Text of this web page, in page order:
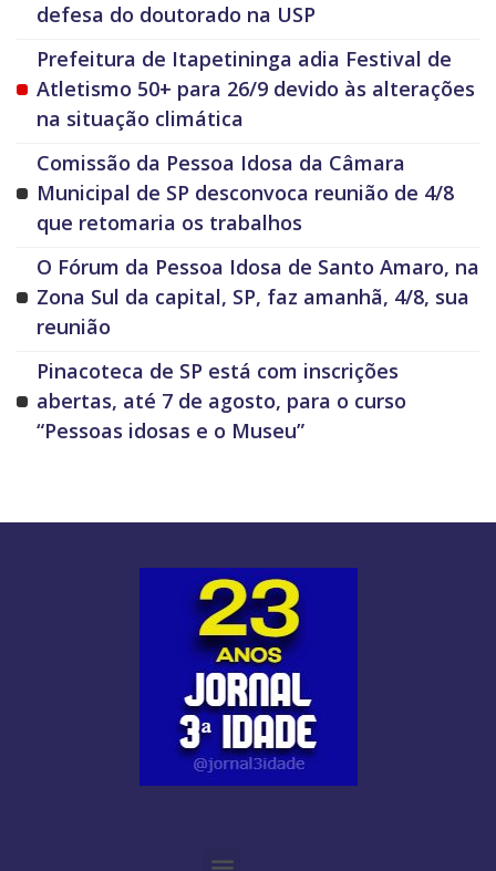
defesa do doutorado na USP
Prefeitura de Itapetininga adia Festival de
Atletismo 50+ para 26/9 devido às alterações
na situação climática
Comissão da Pessoa Idosa da Câmara
Municipal de SP desconvoca reunião de 4/8
que retomaria os trabalhos
O Fórum da Pessoa Idosa de Santo Amaro, na
Zona Sul da capital, SP, faz amanhã, 4/8, sua
reunião
Pinacoteca de SP está com inscrições
abertas, até 7 de agosto, para o curso
“Pessoas idosas e o Museu”